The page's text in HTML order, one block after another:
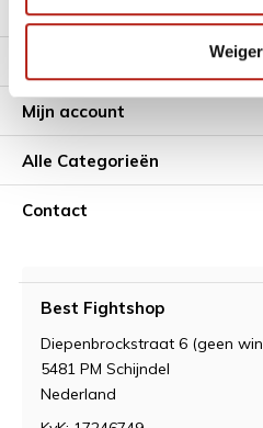
Meer informatie
Mijn account
Alle Categorieën
Contact
Best Fightshop
Diepenbrockstraat 6 (geen
5481 PM Schijndel
Nederland